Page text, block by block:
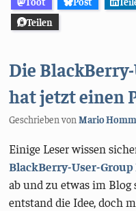
Teilen
Die
hat jetzt einen
Geschrieben vonMario
Einige Leser wissen
BlackBerry-User-Group
ab und zu etwas im Blog
entstand die Idee, doch